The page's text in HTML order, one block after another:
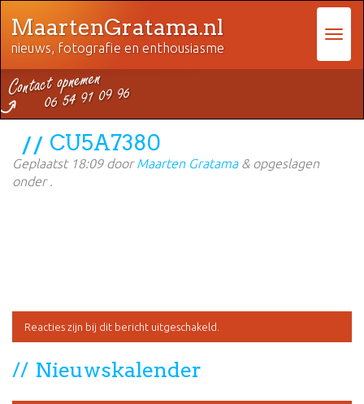
MaartenGratama.nl
nieuws, fotografie en enthousiasme
CU5A7380
Geplaatst 18:09doorMaarten Gratama &opgeslagen
onder .
Reacties zijn bij dit bericht uitgeschakeld.
Nieuwskalender